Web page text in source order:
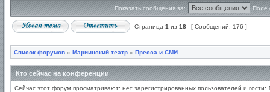
Показать сообщения за: Поле
Страница 1 из 18 [ Сообщений: 176 ]
Список форумов » Мариинский театр » Пресса и СМИ
Кто сейчас на конференции
Сейчас этот форум просматривают: нет зарегистрированных пользователей и гости: